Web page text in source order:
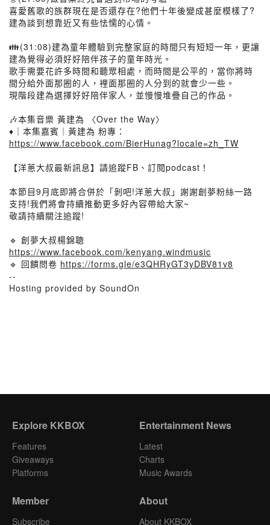
喜愛舊歌的族群現在是否還存在?他們十年後變成甚麼模樣了?
建為談到想靠近又有些怯懦的心情。
👪(31:08)建為童年體驗到完整家庭的時間只有短短一年，更讓
建為覺得必須好好陪伴孩子的童年時光。
歌手需要花許多時間和聽眾相處，而時間是公平的，當你將時
間分給外面那圈的人，裡面那圈的人分到的就會少一些。
現階段建為選擇好好陪伴家人，並慢慢堆疊自己的作品。
🎶本集音樂 黃建為 〈Over the Way〉
♦️｜本集嘉賓｜黃建為 粉專：
https://www.facebook.com/BierHunag?locale=zh_TW
【洋蔥大叔最新訊息】請追蹤FB、訂閱podcast！
本節目9月底即將合併於「剝吧!洋蔥大叔」謝謝創夢粉絲一路
支持!我們將會持續推動更多好內容帶給大家~
敬請持續關注追蹤!
🔹 創夢大叔楊錦聰
https://www.facebook.com/kenyang.windmusic
🔹 回饋問卷 https://forms.gle/e3QHRyGT3yDBV81v8
--
Hosting provided by SoundOn
Explore KKBOX
Features
Giveaways
Platforms
Entertainment News
Latest
Charts
Music Awards
Member
Subscribe
About
About KKBOX